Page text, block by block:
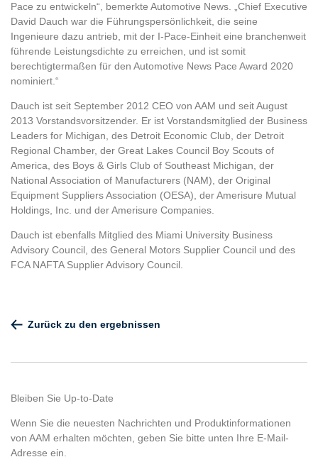
Pace zu entwickeln“, bemerkte Automotive News. „Chief Executive
David Dauch war die Führungspersönlichkeit, die seine
Ingenieure dazu antrieb, mit der I-Pace-Einheit eine branchenweit
führende Leistungsdichte zu erreichen, und ist somit
berechtigtermaßen für den Automotive News Pace Award 2020
nominiert.“
Dauch ist seit September 2012 CEO von AAM und seit August
2013 Vorstandsvorsitzender. Er ist Vorstandsmitglied der Business
Leaders for Michigan, des Detroit Economic Club, der Detroit
Regional Chamber, der Great Lakes Council Boy Scouts of
America, des Boys & Girls Club of Southeast Michigan, der
National Association of Manufacturers (NAM), der Original
Equipment Suppliers Association (OESA), der Amerisure Mutual
Holdings, Inc. und der Amerisure Companies.
Dauch ist ebenfalls Mitglied des Miami University Business
Advisory Council, des General Motors Supplier Council und des
FCA NAFTA Supplier Advisory Council.
Zurück zu den ergebnissen
Bleiben Sie Up-to-Date
Wenn Sie die neuesten Nachrichten und Produktinformationen
von AAM erhalten möchten, geben Sie bitte unten Ihre E-Mail-
Adresse ein.